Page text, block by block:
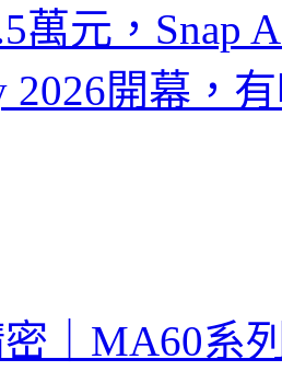
萬元，Snap
2026開幕，
｜MA60系